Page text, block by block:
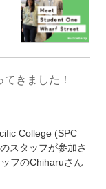
きました！
College (SPC
スタッフが参加さ
フのChiharuさん